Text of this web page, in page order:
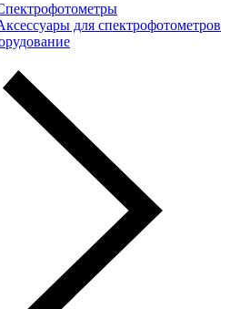
для спектрофотометров